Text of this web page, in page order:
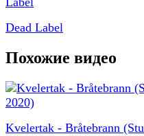
Dead Label
Похожие видео
Kvelertak - Bråtebrann